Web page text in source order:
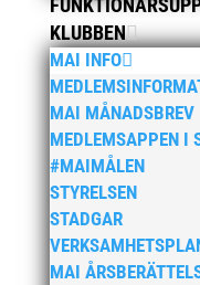
KLUBBEN
MAI INFO
MAI MÅNADSBREV
MEDLEMSAPPEN I
#MAIMÅLEN
STYRELSEN
STADGAR
MAI
september 2020
augusti 2020
juni 2020
april 2020
mars 2020
februari 2020
januari 2020
november 2019